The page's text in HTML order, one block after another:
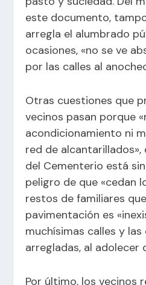
este documento,
arregla el alumbrado
ocasiones, «no se ve
por las calles al
Otras cuestiones que
vecinos pasan porque
acondicionamiento ni
red de
del Cementerio está
peligro de que «cedan
restos de familiares
pavimentación es
muchísimas calles y
arregladas, al adolecer
Por último, los vecinos